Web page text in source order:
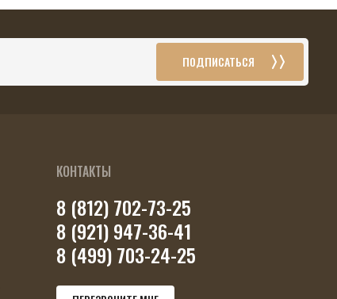
ПОДПИСАТЬСЯ
КОНТАКТЫ
8 (812) 702-73-25
8 (921) 947-36-41
8 (499) 703-24-25